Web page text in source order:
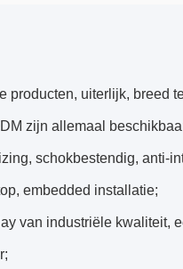
uiterlijk, breed
zijn allemaal
schokbestendig, anti-
embedded installatie;
van industriële kwaliteit,